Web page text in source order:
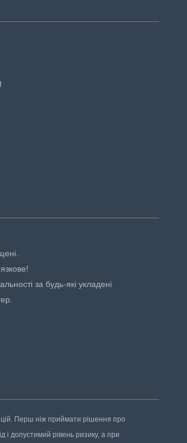
за будь-які укладені
Перш ніж приймати рішення про
і допустимий рівень ризику, а при